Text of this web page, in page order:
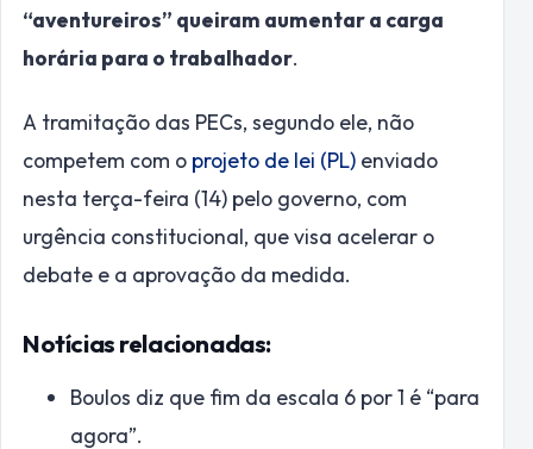
“aventureiros” queiram aumentar a carga
horária para o trabalhador.
A tramitação das PECs, segundo ele, não
competem com o projeto de lei (PL) enviado
nesta terça-feira (14) pelo governo, com
urgência constitucional, que visa acelerar o
debate e a aprovação da medida.
Notícias relacionadas:
Boulos diz que fim da escala 6 por 1 é “para
agora”.